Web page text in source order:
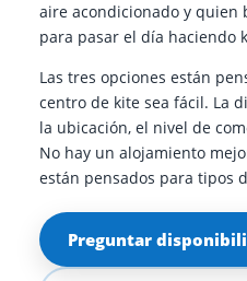
aire acondicionado y quien
para pasar el día haciendo
Las tres opciones están
centro de kite sea fácil. La
la ubicación, el nivel de
No hay un alojamiento
están pensados para tipos
Preguntar